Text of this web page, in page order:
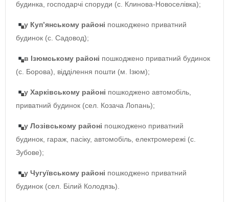
будинка, господарчі споруди (с. Клинова-Новоселівка);
у Куп’янському районі пошкоджено приватний
будинок (с. Садовод);
в Ізюмському районі пошкоджено приватний будинок
(с. Борова), відділення пошти (м. Ізюм);
у Харківському районі пошкоджено автомобіль,
приватний будинок (сел. Козача Лопань);
у Лозівському районі пошкоджено приватний
будинок, гараж, пасіку, автомобіль, електромережі (с.
Зубове);
у Чугуївському районі пошкоджено приватний
будинок (сел. Білий Колодязь).